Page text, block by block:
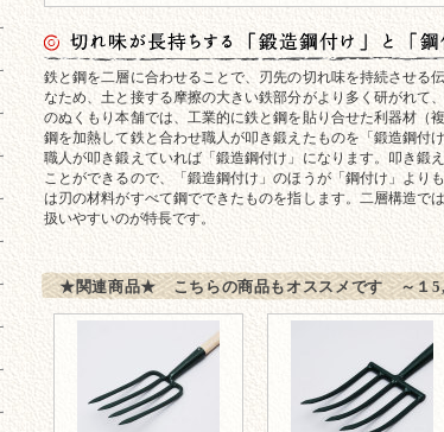
切れ味が長持ちする「鍛造鋼付け」と「鋼付け」
鉄と鋼を二層に合わせることで、刃先の切れ味を持続させる
なため、土と接する摩擦の大きい鉄部分がより多く研がれて
のぬくもり本舗では、工業的に鉄と鋼を貼り合せた利器材（
鋼を加熱して鉄と合わせ職人が叩き鍛えたものを「鍛造鋼付
職人が叩き鍛えていれば「鍛造鋼付け」になります。叩き鍛
ことができるので、「鍛造鋼付け」のほうが「鋼付け」より
は刃の材料がすべて鋼でできたものを指します。二層構造で
扱いやすいのが特長です。
★関連商品★ こちらの商品もオススメです ～１